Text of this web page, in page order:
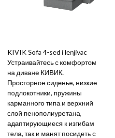
KIVIK Sofa 4-sed i lenjivac
Устраивайтесь с комфортом
на диване КИВИК.
Просторное сиденье, низкие
подлокотники, пружины
карманного типа и верхний
слой пенополиуретана,
адаптирующиеся к изгибам
тела, так и манят посидеть с